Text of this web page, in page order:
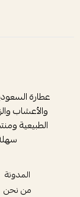
عطارة
والأعشاب
الطبيعية
المدونة
من نحن